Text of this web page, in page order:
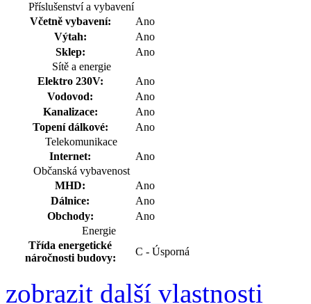
Příslušenství a vybavení
Včetně vybavení:
Ano
Výtah:
Ano
Sklep:
Ano
Sítě a energie
Elektro 230V:
Ano
Vodovod:
Ano
Kanalizace:
Ano
Topení dálkové:
Ano
Telekomunikace
Internet:
Ano
Občanská vybavenost
MHD:
Ano
Dálnice:
Ano
Obchody:
Ano
Energie
Třída energetické
náročnosti budovy:
C - Úsporná
zobrazit další vlastnosti